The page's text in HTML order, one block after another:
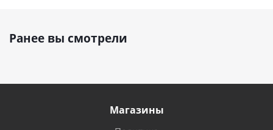
Ранее вы смотрели
Магазины